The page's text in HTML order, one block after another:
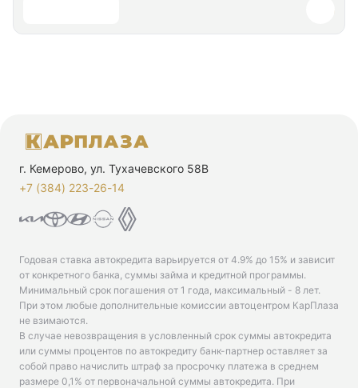
г. Кемерово, ул. Тухачевского 58В
+7 (384) 223-26-14‬
Годовая ставка автокредита варьируется от 4.9% до 15% и зависит
от конкретного банка, суммы займа и кредитной программы.
Минимальный срок погашения от 1 года, максимальный - 8 лет.
При этом любые дополнительные комиссии автоцентром КарПлаза
не взимаются.
В случае невозвращения в условленный срок суммы автокредита
или суммы процентов по автокредиту банк-партнер оставляет за
собой право начислить штраф за просрочку платежа в среднем
размере 0,1% от первоначальной суммы автокредита. При